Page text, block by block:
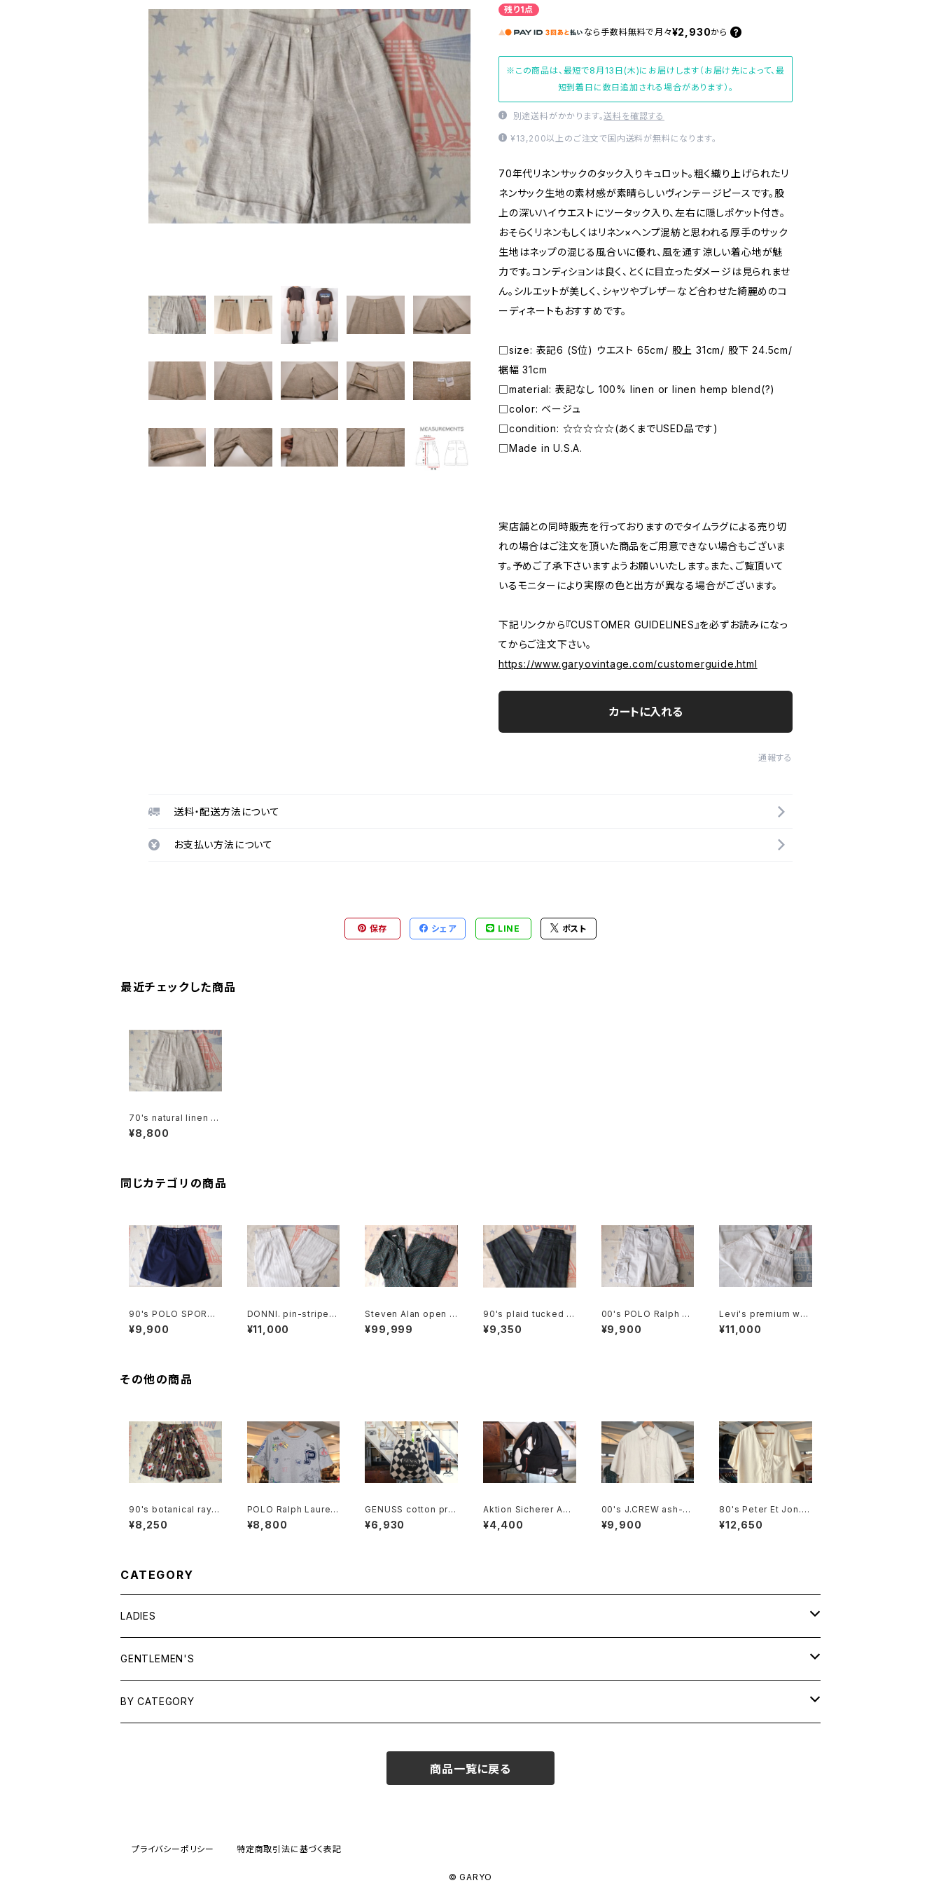
残り1点
なら 手数料無料で 月々¥2,930から
※この商品は、最短で8月13日(木)にお届けします（お届け先によって、最
短到着日に数日追加される場合があります）。
別途送料がかかります。送料を確認する
¥13,200以上のご注文で国内送料が無料になります。
70年代リネンサックのタック入りキュロット。粗く織り上げられたリ
ネンサック生地の素材感が素晴らしいヴィンテージピースです。股
上の深いハイウエストにツータック入り、左右に隠しポケット付き。
おそらくリネンもしくはリネン×ヘンプ混紡と思われる厚手のサック
生地はネップの混じる風合いに優れ、風を通す涼しい着心地が魅
力です。コンディションは良く、とくに目立ったダメージは見られませ
ん。シルエットが美しく、シャツやブレザーなど合わせた綺麗めのコ
ーディネートもおすすめです。
□size: 表記6 (S位) ウエスト 65cm/ 股上 31cm/ 股下 24.5cm/
裾幅 31cm
□material: 表記なし 100% linen or linen hemp blend(?)
□color: ベージュ
□condition: ☆☆☆☆☆(あくまでUSED品です)
□Made in U.S.A.
実店舗との同時販売を行っておりますのでタイムラグによる売り切
れの場合はご注文を頂いた商品をご用意できない場合もございま
す。予めご了承下さいますようお願いいたします。また、ご覧頂いて
いるモニターにより実際の色と出方が異なる場合がございます。
下記リンクから『CUSTOMER GUIDELINES』を必ずお読みになっ
てからご注文下さい。
https://www.garyovintage.com/customerguide.html
カートに入れる
通報する
送料・配送方法について
お支払い方法について
保存 シェア LINE ポスト
最近チェックした商品
70's natural linen s
ack tucked Culotte
s
¥8,800
同じカテゴリの商品
90's POLO SPORT
navy Culottes w/ po
ny embroidery
¥9,900
DONNI. pin-stripe li
nen blend easy Pan
ts
¥11,000
Steven Alan open c
ollared Jumpsuit "g
reen"
¥99,999
90's plaid tucked b
arrel leg Pants
¥9,350
00's POLO Ralph La
uren beige cargo c
hino Shorts
¥9,900
Levi's premium whit
e Shortalls
¥11,000
その他の商品
90's botanical rayo
n tucked Culottes
¥8,250
POLO Ralph Lauren
drawing printed Te
e w/ patch
¥8,800
GENUSS cotton pro
motional shoulder B
ag
¥6,930
Aktion Sicherer Auft
ritt cotton promotio
nal drawstring Bag
¥4,400
00's J.CREW ash-b
eige linen Shirt
¥9,900
80's Peter Et Jon. i
vory chinese-butto
n silk Shirt
¥12,650
CATEGORY
LADIES
TOPS
SHIRTS
OUTERWEAR
GENTLEMEN'S
TOPS
BY CATEGORY
商品一覧に戻る
プライバシーポリシー 特定商取引法に基づく表記
© GARYO